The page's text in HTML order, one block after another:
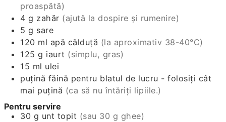
proaspătă)
4 g zahăr (ajută la dospire și rumenire)
5 g sare
120 ml apă călduță (la aproximativ 38-40°C)
125 g iaurt (simplu, gras)
15 ml ulei
puțină făină pentru blatul de lucru - folosiți cât
mai puțină (ca să nu întăriți lipiile.)
Pentru servire
30 g unt topit (sau 30 g ghee)